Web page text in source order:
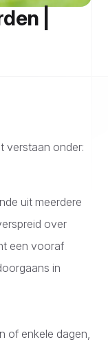
|
verstaan onder:
uit meerdere
over
een vooraf
in
of enkele dagen,